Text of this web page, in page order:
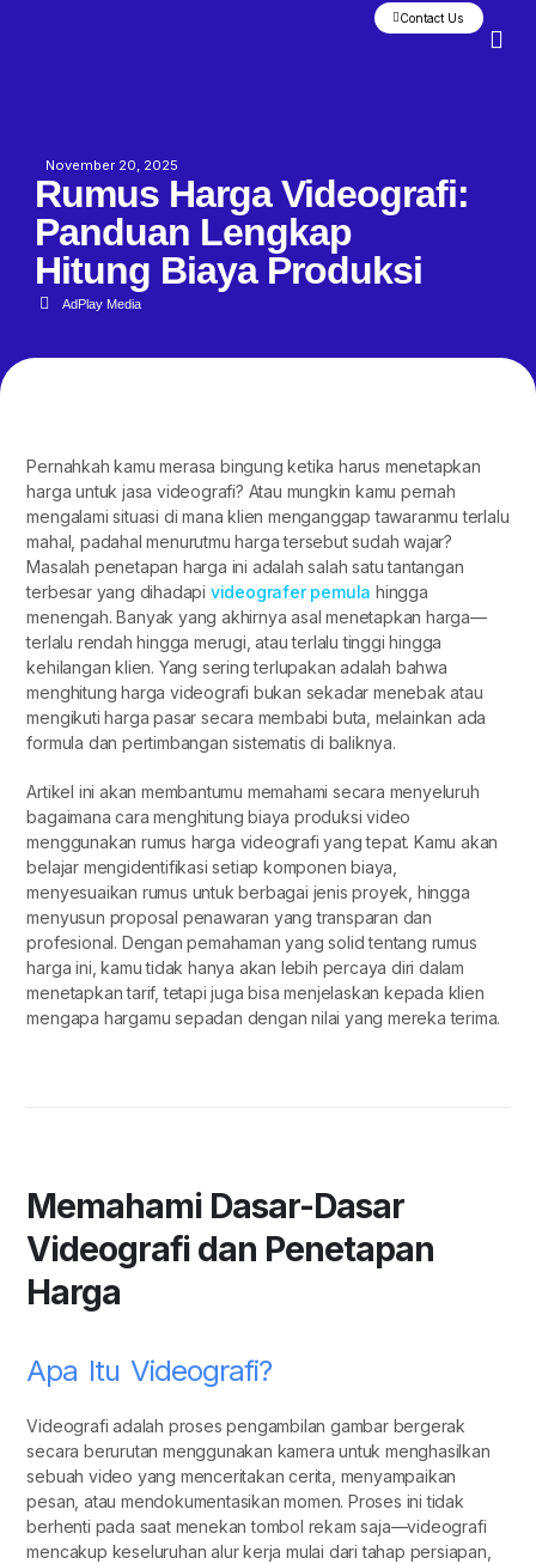
Contact Us
November 20, 2025
Rumus Harga Videografi:
Panduan Lengkap
Hitung Biaya Produksi
AdPlay Media
Pernahkah kamu merasa bingung ketika harus menetapkan
harga untuk jasa videografi? Atau mungkin kamu pernah
mengalami situasi di mana klien menganggap tawaranmu terlalu
mahal, padahal menurutmu harga tersebut sudah wajar?
Masalah penetapan harga ini adalah salah satu tantangan
terbesar yang dihadapi videografer pemula hingga
menengah. Banyak yang akhirnya asal menetapkan harga—
terlalu rendah hingga merugi, atau terlalu tinggi hingga
kehilangan klien. Yang sering terlupakan adalah bahwa
menghitung harga videografi bukan sekadar menebak atau
mengikuti harga pasar secara membabi buta, melainkan ada
formula dan pertimbangan sistematis di baliknya.
Artikel ini akan membantumu memahami secara menyeluruh
bagaimana cara menghitung biaya produksi video
menggunakan rumus harga videografi yang tepat. Kamu akan
belajar mengidentifikasi setiap komponen biaya,
menyesuaikan rumus untuk berbagai jenis proyek, hingga
menyusun proposal penawaran yang transparan dan
profesional. Dengan pemahaman yang solid tentang rumus
harga ini, kamu tidak hanya akan lebih percaya diri dalam
menetapkan tarif, tetapi juga bisa menjelaskan kepada klien
mengapa hargamu sepadan dengan nilai yang mereka terima.
Memahami Dasar-Dasar
Videografi dan Penetapan
Harga
Apa Itu Videografi?
Videografi adalah proses pengambilan gambar bergerak
secara berurutan menggunakan kamera untuk menghasilkan
sebuah video yang menceritakan cerita, menyampaikan
pesan, atau mendokumentasikan momen. Proses ini tidak
berhenti pada saat menekan tombol rekam saja—videografi
mencakup keseluruhan alur kerja mulai dari tahap persiapan,